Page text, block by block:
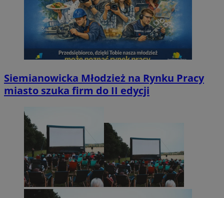
Siemianowicka Młodzież na Rynku Pracy
miasto szuka firm do II edycji